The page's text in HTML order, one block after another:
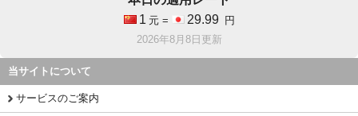
1 元 = 29.99
円
2026年8月8日更新
当サイトについて
サービスのご案内